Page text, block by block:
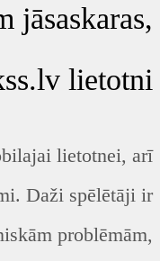
jāsaskaras,
lietotni
lietotnei, arī
Daži spēlētāji ir
problēmām,